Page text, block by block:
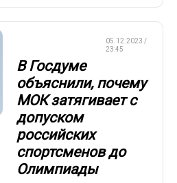
05.12.2023 /
23:45
В Госдуме
объяснили, почему
МОК затягивает с
допуском
российских
спортсменов до
Олимпиады